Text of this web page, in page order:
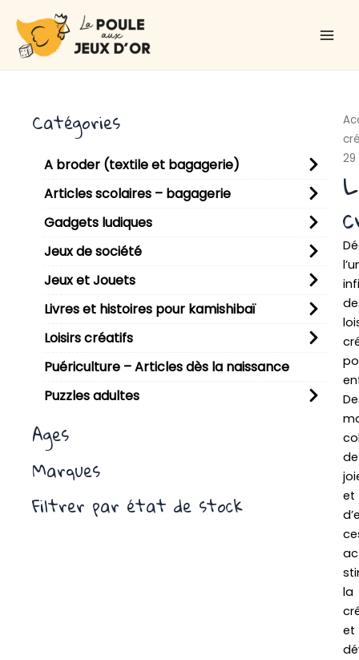
contenu
Catégories
A broder (textile et bagagerie)
Articles scolaires – bagagerie
Gadgets ludiques
Jeux de société
Jeux et Jouets
Livres et histoires pour kamishibaï
Loisirs créatifs
Puériculture – Articles dès la naissance
Puzzles adultes
Ages
Marques
Filtrer par état de stock
29
de
et
la
et